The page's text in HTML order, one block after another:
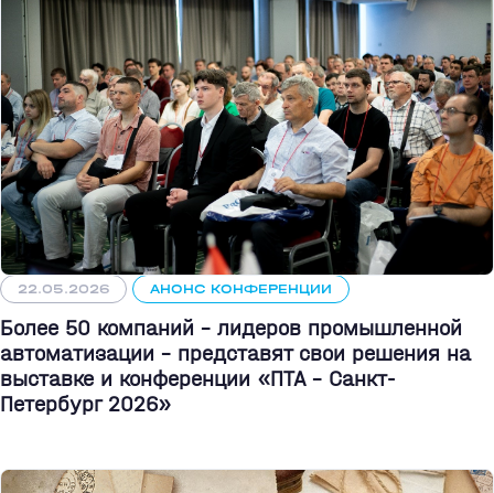
22.05.2026 АНОНС КОНФЕРЕНЦИИ
Более 50 компаний - лидеров промышленной
автоматизации - представят свои решения на
выставке и конференции «ПТА – Санкт-
Петербург 2026»